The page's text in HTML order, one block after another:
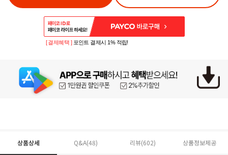
[ 결제혜택 ] 포인트 결제시 1% 적립!
상품상세 Q&A(48) 리뷰(602) 상품정보제공